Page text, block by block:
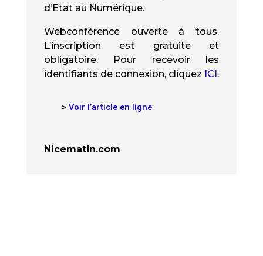
d’Etat au Numérique.
Webconférence ouverte à tous.
L’inscription est gratuite et
obligatoire. Pour recevoir les
identifiants de connexion, cliquez ICI.
> Voir l’article en ligne
Nicematin.com